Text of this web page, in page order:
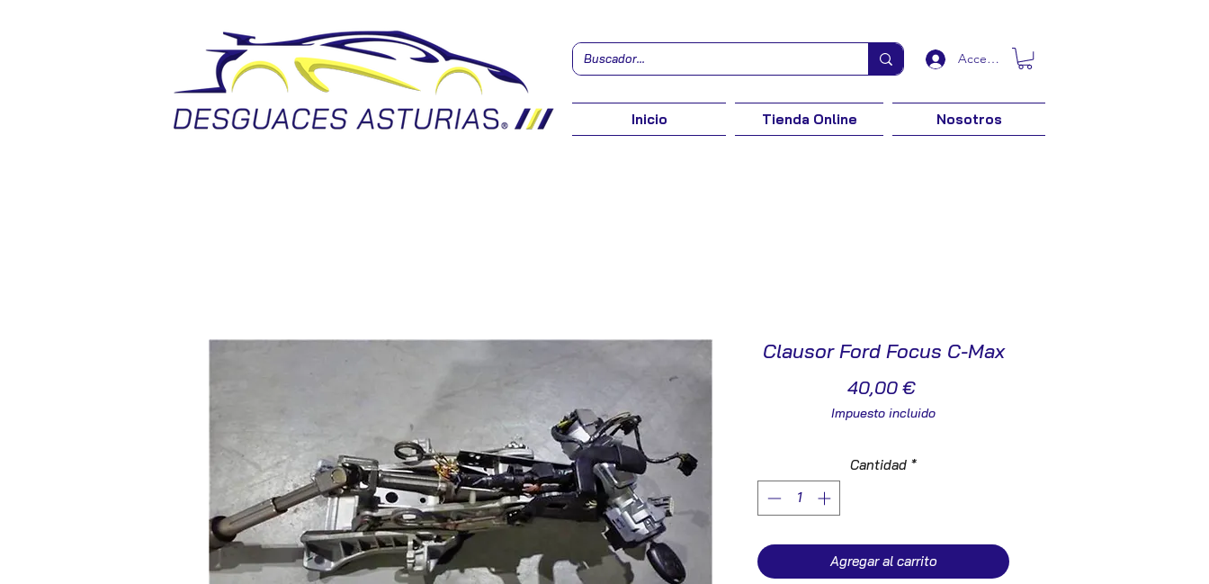
Acceder
Inicio Tienda Online Nosotros
Clausor Ford Focus C-Max
40,00 €Precio
Impuesto incluido
Cantidad *
Agregar al carrito